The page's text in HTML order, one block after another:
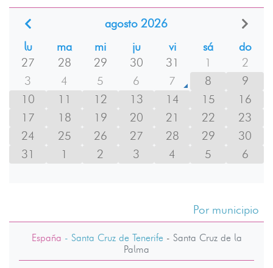
agosto 2026
lu
ma mi ju vi sá
do
27
28 29 30 31 1
2
3
4 5 6 7 8
9
10
11 12 13 14 15
16
17
18 19 20 21 22
23
24
25 26 27 28 29
30
31
1 2 3 4 5 6
Por municipio
España - Santa Cruz de Tenerife- Santa Cruz de la
Palma